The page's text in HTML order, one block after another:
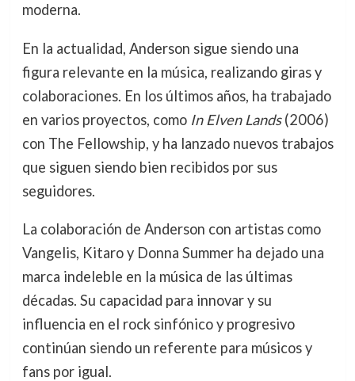
moderna.
En la actualidad, Anderson sigue siendo una
figura relevante en la música, realizando giras y
colaboraciones. En los últimos años, ha trabajado
en varios proyectos, como In Elven Lands(2006)
con The Fellowship, y ha lanzado nuevos trabajos
que siguen siendo bien recibidos por sus
seguidores.
La colaboración de Anderson con artistas como
Vangelis, Kitaro y Donna Summer ha dejado una
marca indeleble en la música de las últimas
décadas. Su capacidad para innovar y su
influencia en el rock sinfónico y progresivo
continúan siendo un referente para músicos y
fans por igual.